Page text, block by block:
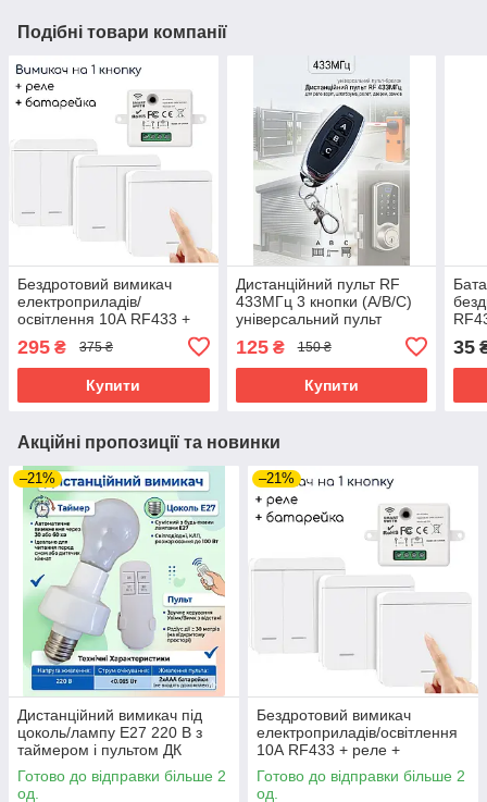
Подібні товари компанії
Бездротовий вимикач
електроприладів/
освітлення 10А RF433 +
реле + батарейка 1 кнопка
295 ₴ 375 ₴
Купити
Дистанційний пульт RF
433МГц 3 кнопки (А/В/C)
універсальний пульт
брелок для реле коміра,
шлагбауму, ролет, дверей,
замків
125₴ 150 ₴
Купити
35
Акційні пропозиції та новинки
–21%
Дистанційний вимикач під
цоколь/лампу Е27 220 В з
таймером і пультом ДК
Готово до відправки більше 2
од.
–21%
Бездротовий вимикач
електроприладів/освітлення
10А RF433 + реле +
батарейка 1 кнопка
Готово до відправки більше 2
од.